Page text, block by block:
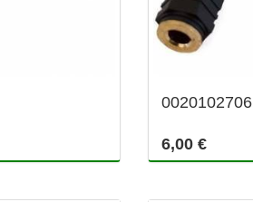
0020102706
6,00 €